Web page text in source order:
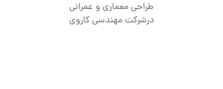
طراحی معماری و عمرانی
درشرکت مهندسی کاروی